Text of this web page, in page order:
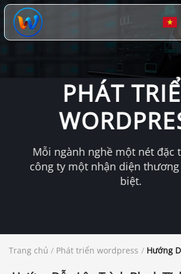
Chuyển
đến
dung
PHÁT
Mỗi ngành nghề một nét đặc
công ty một nhận diện
biệt.
Trang chủ / Phát triển wordpress / Hướng